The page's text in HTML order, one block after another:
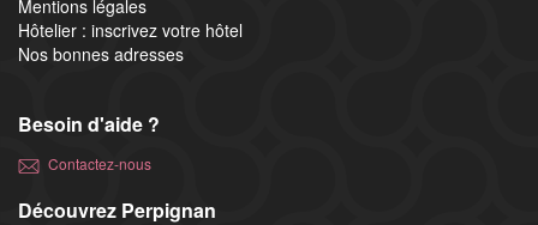
Mentions légales
Hôtelier : inscrivez votre hôtel
Nos bonnes adresses
Besoin d'aide ?
Contactez-nous
Découvrez Perpignan